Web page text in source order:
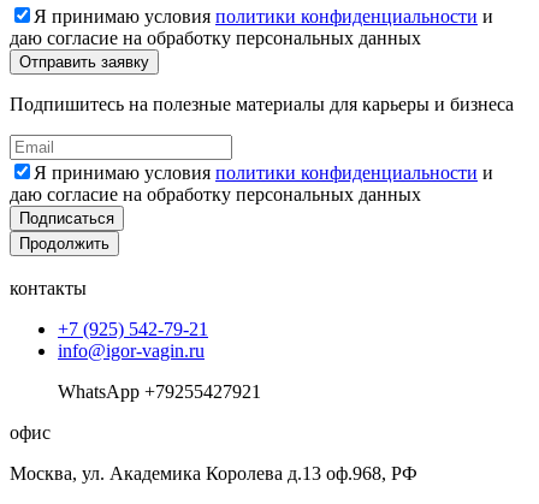
Я принимаю условия политики конфиденциальности и
даю согласие на обработку персональных данных
Подпишитесь на полезные материалы для карьеры и бизнеса
Я принимаю условия политики конфиденциальности и
даю согласие на обработку персональных данных
Подписаться
Продолжить
контакты
+7 (925) 542-79-21
info@igor-vagin.ru
WhatsApp +79255427921
офис
Москва, ул. Академика Королева д.13 оф.968, РФ